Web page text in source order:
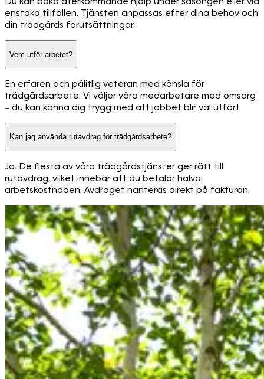
enstaka tillfällen. Tjänsten anpassas efter dina behov och
din trädgårds förutsättningar.
Vem utför arbetet?
En erfaren och pålitlig veteran med känsla för
trädgårdsarbete. Vi väljer våra medarbetare med omsorg
– du kan känna dig trygg med att jobbet blir väl utfört.
Kan jag använda rutavdrag för trädgårdsarbete?
Ja. De flesta av våra trädgårdstjänster ger rätt till
rutavdrag, vilket innebär att du betalar halva
arbetskostnaden. Avdraget hanteras direkt på fakturan.